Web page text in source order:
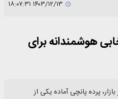
هوشمندانه برای
پرده پانچی آماده یکی از